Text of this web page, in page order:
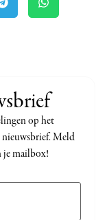
op het
nieuwsbrief. Meld
je mailbox!